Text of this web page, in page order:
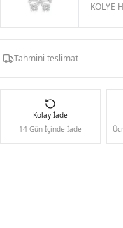
KOLYE
Tahmini teslimat
Kolay İade
14 Gün İçinde İade